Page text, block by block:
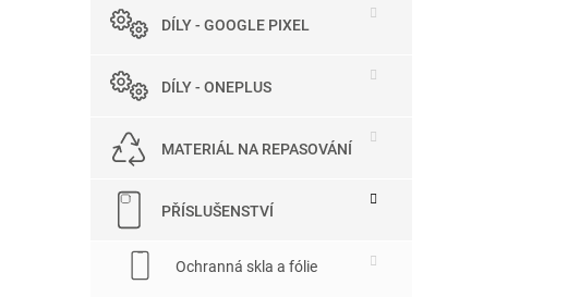
DÍLY - GOOGLE PIXEL
DÍLY - ONEPLUS
MATERIÁL NA REPASOVÁNÍ
PŘÍSLUŠENSTVÍ
Ochranná skla a fólie